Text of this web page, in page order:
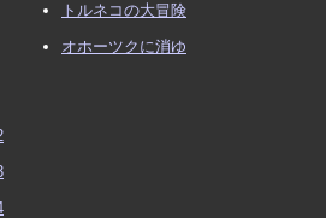
トルネコの大冒険
オホーツクに消ゆ